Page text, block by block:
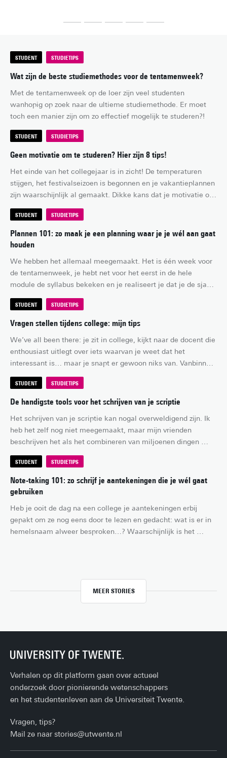
STUDENT STUDIETIPS
Wat zijn de beste studiemethodes voor de tentamenweek?
Met de tentamenweek op de loer zijn veel studenten
wanhopig op zoek naar de ultieme studiemethode. Er moet
toch een manier zijn om zo effectief mogelijk te studeren?!
STUDENT STUDIETIPS
Geen motivatie om te studeren? Hier zijn 8 tips!
Het einde van het collegejaar is in zicht! De temperaturen
stijgen, het festivalseizoen is begonnen en je vakantieplannen
zijn waarschijnlijk al gemaakt. Dikke kans dat je motivatie om
en tentamens van de laatste module om de hoek kijken...
Geen paniek! Met deze 8 tips vind jij je motivatie om te
studeren terug, zodat je straks zonder herkansingen van je
STUDENT STUDIETIPS
Plannen 101: zo maak je een planning waar je je wél aan gaat
houden
We hebben het allemaal meegemaakt. Het is één week voor
de tentamenweek, je hebt net voor het eerst in de hele
module de syllabus bekeken en je realiseert je dat je de sjaak
maken en op tijd kunnen beginnen met studeren, maar
waarom zou je dat doen als je ook onder tijdsdruk kunt
nogal stressvol. Daarom vind je in dit artikel tips voor het
maken van een planning waar je je de volgende keer écht aan
gaat houden.
STUDENT STUDIETIPS
Vragen stellen tijdens college: mijn tips
We’ve all been there: je zit in college, kijkt naar de docent die
enthousiast uitlegt over iets waarvan je weet dat het
interessant is… maar je snapt er gewoon niks van. Vanbinnen
om een vraag te stellen – en dan twijfel je ineens.
STUDENT STUDIETIPS
De handigste tools voor het schrijven van je scriptie
Het schrijven van je scriptie kan nogal overweldigend zijn. Ik
heb het zelf nog niet meegemaakt, maar mijn vrienden
beschrijven het als het combineren van miljoenen dingen
opmaken en natuurlijk het daadwerkelijke schrijven. Gelukkig
voor jullie bijna-afstudeerders zijn er genoeg tools die het
schrijf- en onderzoeksproces soepeler laten verlopen, zodat je
STUDENT STUDIETIPS
Note-taking 101: zo schrijf je aantekeningen die je wél gaat
gebruiken
Heb je ooit de dag na een college je aantekeningen erbij
gepakt om ze nog eens door te lezen en gedacht: wat is er in
hemelsnaam alweer besproken…? Waarschijnlijk is het
gewoon niet bij te houden zijn. Gelukkig hebben wij een aantal
tips om goede aantekeningen te maken, zelfs van de meest
ingewikkelde colleges. Hier zijn ze!
MEER STORIES
Verhalen op dit platform gaan over actueel
onderzoek door pionierende wetenschappers
en het studentenleven aan de Universiteit Twente.
Vragen, tips?
Mail ze naarstories@utwente.nl